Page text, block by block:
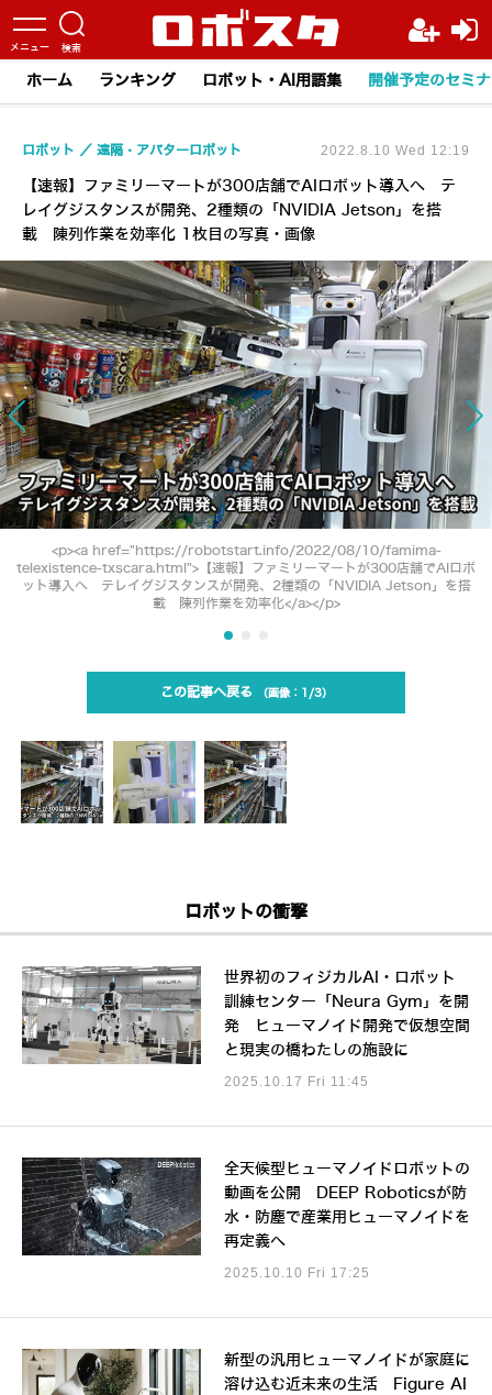
ホーム ランキング ロボット・AI用語集 開催予定のセミ
【速報】ファミリーマートが300店舗でAIロボット導入へ テ
レイグジスタンスが開発、2種類の「NVIDIA Jetson」を搭
載 陳列作業を効率化 1枚目の写真・画像
ロボット 遠隔・アバターロボット 2022.8.10 Wed 12:19
<p><a href="https://robotstart.info/2022/08/10/famima-
telexistence-txscara.html">【速報】ファミリーマートが300店舗でAIロボ
ット導入へ テレイグジスタンスが開発、2種類の「NVIDIA Jetson」を搭
載 陳列作業を効率化</a></p>
この記事へ戻る 1/3
ロボットの衝撃
世界初のフィジカルAI・ロボット
訓練センター「Neura Gym」を開
発 ヒューマノイド開発で仮想空間
と現実の橋わたしの施設に
2025.10.17 Fri 11:45
全天候型ヒューマノイドロボットの
動画を公開 DEEP Roboticsが防
水・防塵で産業用ヒューマノイドを
再定義へ
2025.10.10 Fri 17:25
新型の汎用ヒューマノイドが家庭に
溶け込む近未来の生活 Figure AI